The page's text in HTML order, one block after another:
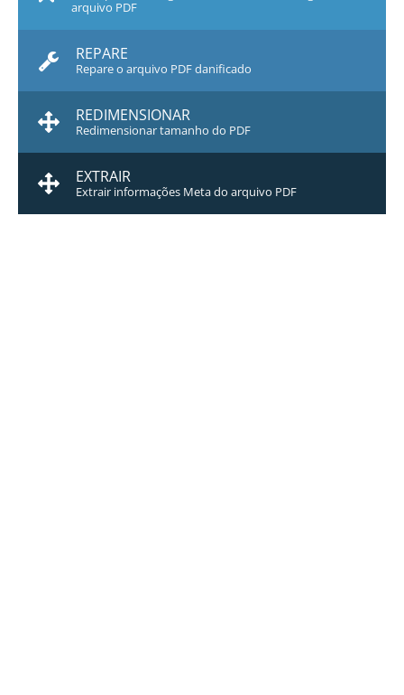
arquivo PDF
REPARE
Repare o arquivo PDF danificado
REDIMENSIONAR
Redimensionar tamanho do PDF
EXTRAIR
Extrair informações Meta do arquivo PDF